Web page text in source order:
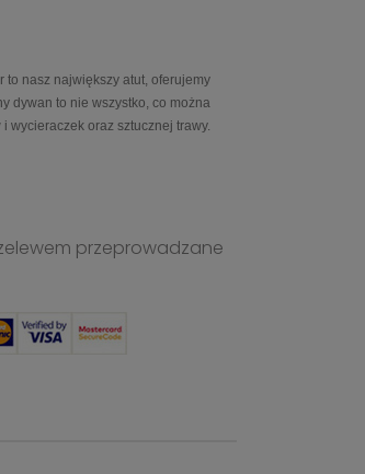
to nasz największy atut, oferujemy
dywan to nie wszystko, co można
wycieraczek oraz sztucznej trawy.
przeprowadzane